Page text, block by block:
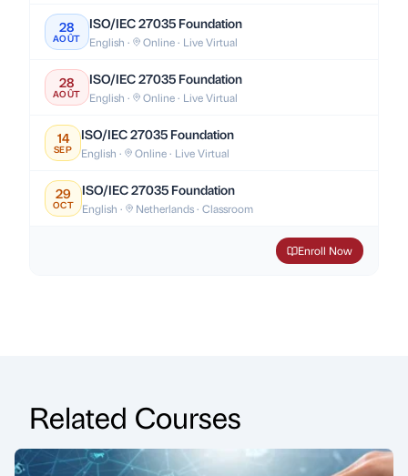
28
AOÛT
ISO/IEC 27035 Foundation
English · Online · Live Virtual
28
AOÛT
ISO/IEC 27035 Foundation
English · Online · Live Virtual
14
SEP
ISO/IEC 27035 Foundation
English · Online · Live Virtual
29
OCT
ISO/IEC 27035 Foundation
English · Netherlands · Classroom
Enroll Now
Related Courses